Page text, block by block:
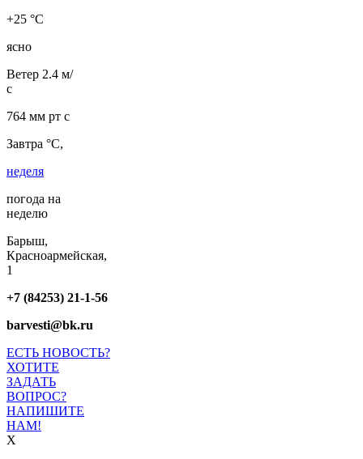
+25 °C
ясно
Ветер 2.4 м/
с
764 мм рт с
Завтра °C,
неделя
погода на
неделю
Барыш,
Красноармейская,
1
+7 (84253) 21-1-56
barvesti@bk.ru
ЕСТЬ НОВОСТЬ?
ХОТИТЕ
ЗАДАТЬ
ВОПРОС?
НАПИШИТЕ
НАМ!
X